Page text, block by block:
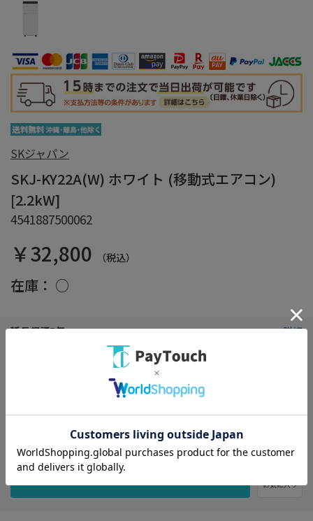
SKジャパン
SKJ-KY22A(W) ホワイト (移動式エアコン)
[2.2kW]
4541887500062
￥32,800 （税込）
在庫： ○
延長保証5年
詳細
お気に入り